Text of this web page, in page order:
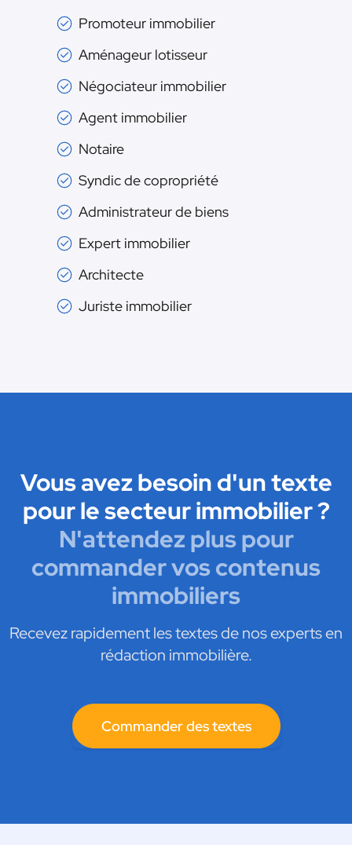
Promoteur immobilier
Aménageur lotisseur
Négociateur immobilier
Agent immobilier
Notaire
Syndic de copropriété
Administrateur de biens
Expert immobilier
Architecte
Juriste immobilier
Vous avez besoin d'un texte
pour le secteur immobilier ?
N'attendez plus pour
commander vos contenus
immobiliers
Recevez rapidement les textes de nos experts en
rédaction immobilière.
Commander des textes